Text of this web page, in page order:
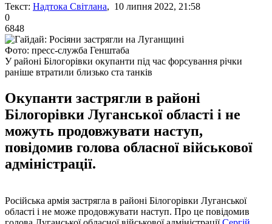
Текст: Надтока Світлана, 10 липня 2022, 21:58
0
6848
Фото: пресс-служба Генштаба
У районі Білогорівки окупанти під час форсування річки
раніше втратили близько ста танків
Окупанти застрягли в районі
Білогорівки Луганської області і не
можуть продовжувати наступ,
повідомив голова обласної військової
адміністрації.
Російська армія застрягла в районі Білогорівки Луганської
області і не може продовжувати наступ. Про це повідомив